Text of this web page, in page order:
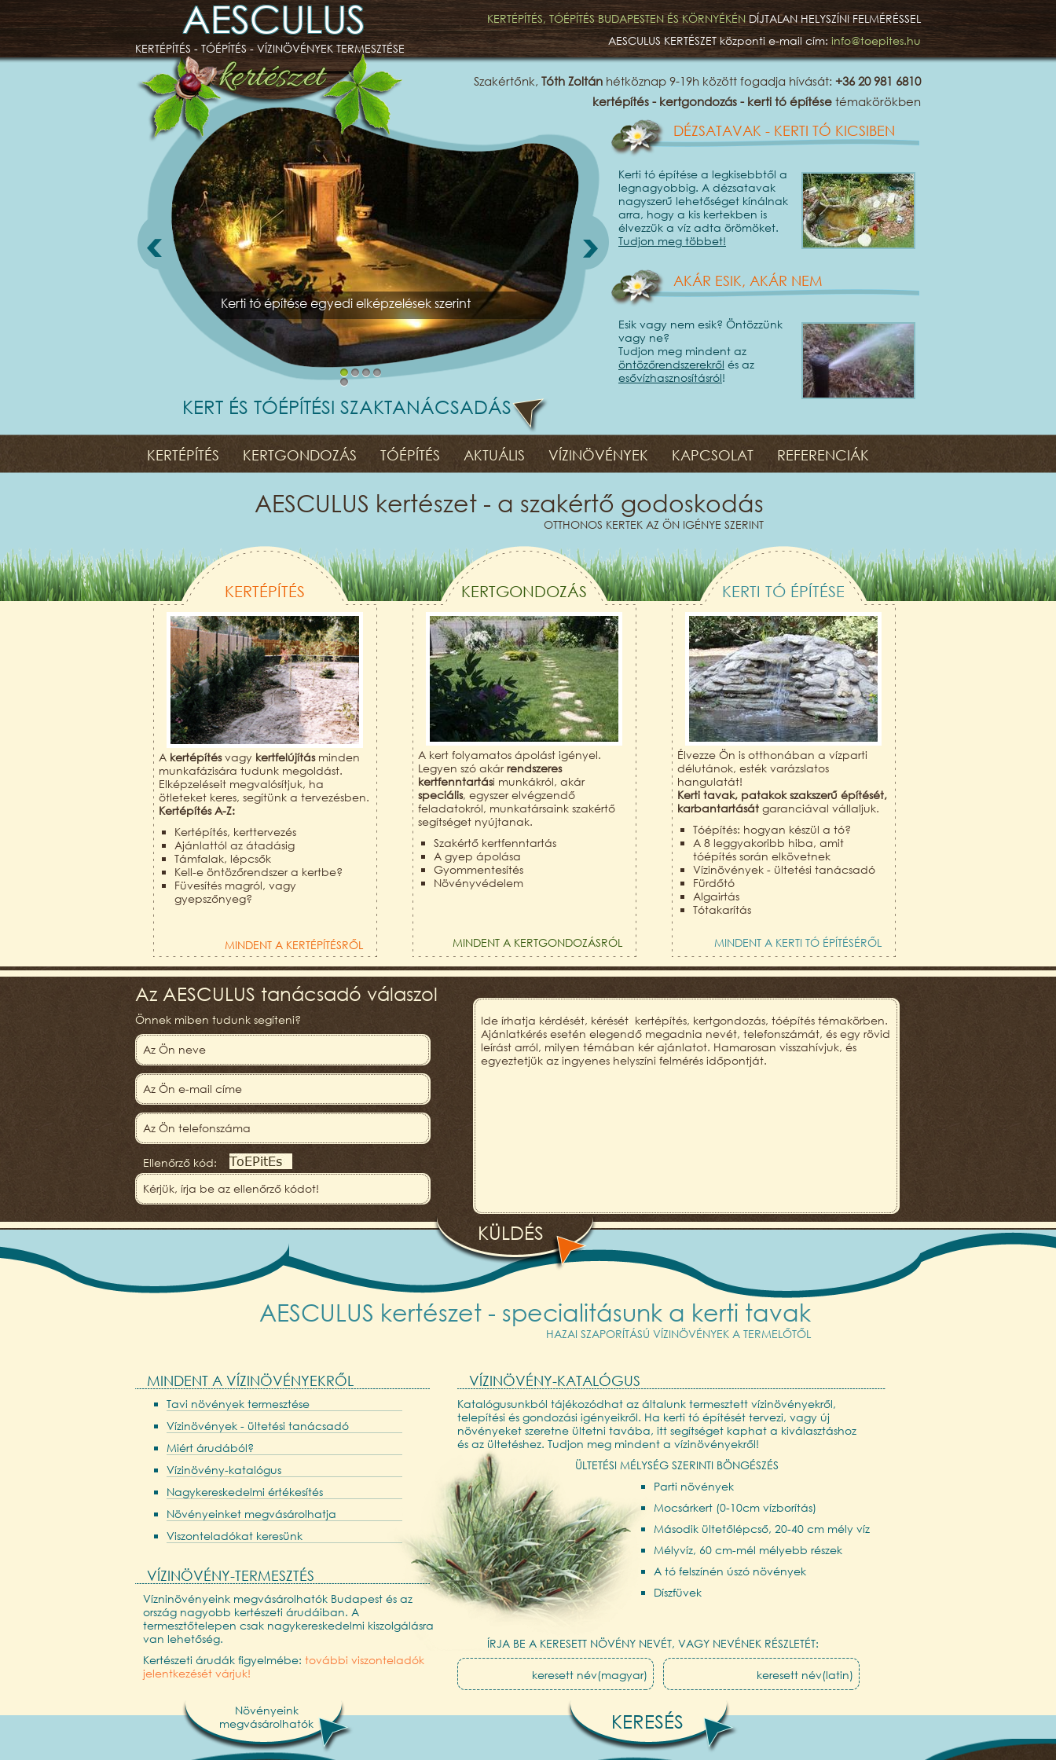
AESCULUS
KERTÉPÍTÉS - TÓÉPÍTÉS - VÍZINÖVÉNYEK TERMESZTÉSE
KERTÉPÍTÉS, TÓÉPÍTÉS BUDAPESTEN ÉS KÖRNYÉKÉNDÍJTALAN HELYSZÍNI FELMÉRÉSSEL
AESCULUS KERTÉSZETközponti e-mail cím: info@toepites.hu
Szakértőnk, Tóth Zoltán hétköznap 9-19h között fogadja hívását: +36 20 981 6810
kertépítés - kertgondozás - kerti tó építése témakörökben
Kerti tó építése egyedi elképzelések szerint
1 2
KERT ÉS TÓÉPÍTÉSI SZAKTANÁCSADÁS
DÉZSATAVAK - KERTI TÓ KICSIBEN
Kerti tó építése a legkisebbtől a
legnagyobbig. A dézsatavak
nagyszerű lehetőséget kínálnak
arra, hogy a kis kertekben is
élvezzük a víz adta örömöket.
Tudjon meg többet!
AKÁR ESIK, AKÁR NEM
Esik vagy nem esik? Öntözzünk
vagy ne?
Tudjon meg mindent az
öntözőrendszerekről és az
esővízhasznosításról!
KERTÉPÍTÉS KERTGONDOZÁS TÓÉPÍTÉS AKTUÁLIS VÍZINÖVÉNYEK KAPCSOLAT REFERENCIÁK
AESCULUS kertészet - a szakértő godoskodás
OTTHONOS KERTEK AZ ÖN IGÉNYE SZERINT
KERTÉPÍTÉS
A kertépítésvagy kertfelújításminden
munkafázisára tudunk megoldást.
Elképzeléseit megvalósítjuk, ha
ötleteket keres, segítünk a tervezésben.
Kertépítés A-Z:
Kertépítés, kerttervezés
Ajánlattól az átadásig
Támfalak, lépcsők
Kell-e öntözőrendszer a kertbe?
Füvesítés magról, vagy
gyepszőnyeg?
MINDENT A KERTÉPÍTÉSRŐL
KERTGONDOZÁS
A kert folyamatos ápolást igényel.
Legyen szó akárrendszeres
kertfenntartási munkákról, akár
speciális, egyszer elvégzendő
feladatokról, munkatársaink szakértő
segítséget nyújtanak.
Szakértő kertfenntartás
A gyep ápolása
Gyommentesítés
Növényvédelem
MINDENT A KERTGONDOZÁSRÓL
KERTI TÓ ÉPÍTÉSE
Élvezze Ön is otthonában a vízparti
délutánok, esték varázslatos
hangulatát!
Kerti tavak, patakok szakszerű építését,
karbantartását garanciával vállaljuk.
Tóépítés: hogyan készül a tó?
A 8 leggyakoribb hiba, amit
tóépítés során elkövetnek
Vízinövények - ültetési tanácsadó
Fürdőtó
Algairtás
Tótakarítás
MINDENT A KERTI TÓ ÉPÍTÉSÉRŐL
Az AESCULUS tanácsadó válaszol
Önnek miben tudunk segíteni?
Ellenőrző kód:
AESCULUS kertészet - specialitásunk a kerti tavak
HAZAI SZAPORÍTÁSÚ VÍZINÖVÉNYEK A TERMELŐTŐL
MINDENT A VÍZINÖVÉNYEKRŐL
Tavi növények termesztése
Vízinövények - ültetési tanácsadó
Miért árudából?
Vízinövény-katalógus
Nagykereskedelmi értékesítés
Növényeinket megvásárolhatja
Viszonteladókat keresünk
VÍZINÖVÉNY-TERMESZTÉS
Vízninövényeink megvásárolhatók Budapest és az
ország nagyobb kertészeti árudáiban. A
termesztőtelepen csak nagykereskedelmi kiszolgálásra
van lehetőség.
Kertészeti árudák figyelmébe: további viszonteladók
jelentkezését várjuk!
VÍZINÖVÉNY-KATALÓGUS
Katalógusunkból tájékozódhat az általunk termesztett vízinövényekről,
telepítési és gondozási igényeikről. Ha kerti tó építését tervezi, vagy új
növényeket szeretne ültetni tavába, itt segítséget kaphat a kiválasztáshoz
és az ültetéshez. Tudjon meg mindent a vízinövényekről!
ÜLTETÉSI MÉLYSÉG SZERINTI BÖNGÉSZÉS
Parti növények
Mocsárkert (0-10cm vízborítás)
Második ültetőlépcső, 20-40 cm mély víz
Mélyvíz, 60 cm-mél mélyebb részek
A tó felszínén úszó növények
Díszfüvek
ÍRJA BE A KERESETT NÖVÉNY NEVÉT, VAGY NEVÉNEK RÉSZLETÉT:
Növényeink
megvásárolhatók